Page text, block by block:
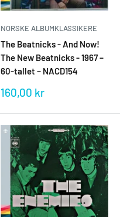
NORSKE ALBUMKLASSIKERE
The Beatnicks - And Now!
The New Beatnicks - 1967 –
60-tallet – NACD154
Salgspris
160,00 kr